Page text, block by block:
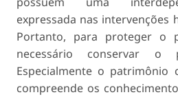
expressada nas intervenções
Portanto, para proteger o
necessário conservar o
Especialmente o patrimônio
compreende os